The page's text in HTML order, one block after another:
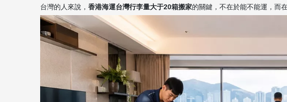
台灣的人來說， 香港海運台灣行李量大于20箱搬家的關鍵，不在於能不能運，而